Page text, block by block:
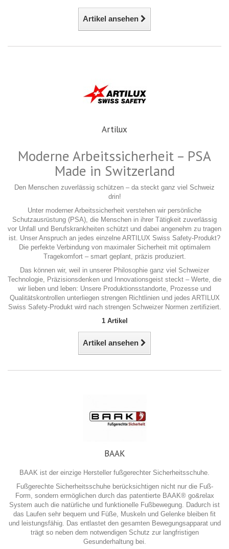
Artikel ansehen
Artilux
Moderne Arbeitssicherheit – PSA
Made in Switzerland
Den Menschen zuverlässig schützen – da steckt ganz viel Schweiz
drin!
Unter moderner Arbeitssicherheit verstehen wir persönliche
Schutzausrüstung (PSA), die Menschen in ihrer Tätigkeit zuverlässig
vor Unfall und Berufskrankheiten schützt und dabei angenehm zu tragen
ist. Unser Anspruch an jedes einzelne ARTILUX Swiss Safety-Produkt?
Die perfekte Verbindung von maximaler Sicherheit mit optimalem
Tragekomfort – smart geplant, präzis produziert.
Das können wir, weil in unserer Philosophie ganz viel Schweizer
Technologie, Präzisionsdenken und Innovationsgeist steckt – Werte, die
wir lieben und leben: Unsere Produktionsstandorte, Prozesse und
Qualitätskontrollen unterliegen strengen Richtlinien und jedes ARTILUX
Swiss Safety-Produkt wird nach strengen Schweizer Normen zertifiziert.
1 Artikel
Artikel ansehen
BAAK
BAAK ist der einzige Hersteller fußgerechter Sicherheitsschuhe.
Fußgerechte Sicherheitsschuhe berücksichtigen nicht nur die Fuß-
Form, sondern ermöglichen durch das patentierte BAAK® go&relax
System auch die natürliche und funktionelle Fußbewegung. Dadurch ist
das Laufen sehr bequem und Füße, Muskeln und Gelenke bleiben fit
und leistungsfähig. Das entlastet den gesamten Bewegungsapparat und
trägt so neben dem notwendigen Schutz zur langfristigen
Gesunderhaltung bei.